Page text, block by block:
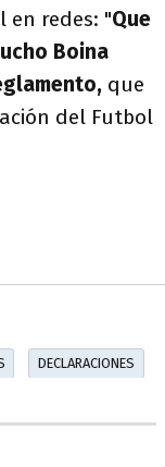
en redes: "Que
Boina
que
del Futbol
DECLARACIONES